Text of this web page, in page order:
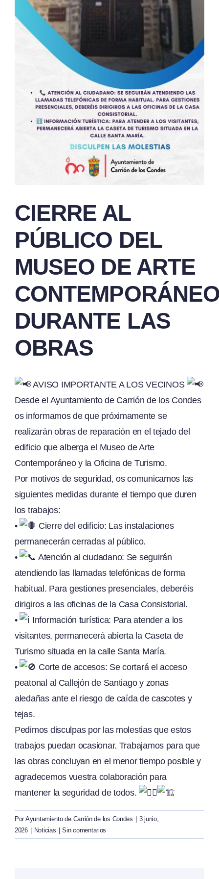
CIERRE AL
PÚBLICO DEL
MUSEO DE ARTE
DURANTE LAS
OBRAS
AVISO IMPORTANTE A LOS VECINOS
Desde el Ayuntamiento de Carrión de los Condes
os informamos de que próximamente se
realizarán obras de reparación en el tejado del
edificio que alberga el Museo de Arte
Contemporáneo y la Oficina de Turismo.
Por motivos de seguridad, os comunicamos las
siguientes medidas durante el tiempo que duren
los trabajos:
•
Cierre del edificio: Las instalaciones
permanecerán cerradas al público.
•
Atención al ciudadano: Se seguirán
atendiendo las llamadas telefónicas de forma
habitual. Para gestiones presenciales, deberéis
dirigiros a las oficinas de la Casa Consistorial.
•
Información turística: Para atender a los
visitantes, permanecerá abierta la Caseta de
Turismo situada en la calle Santa María.
•
Corte de accesos: Se cortará el acceso
peatonal al Callejón de Santiago y zonas
aledañas ante el riesgo de caída de cascotes y
tejas.
Pedimos disculpas por las molestias que estos
trabajos puedan ocasionar. Trabajamos para que
las obras concluyan en el menor tiempo posible y
agradecemos vuestra colaboración para
mantener la seguridad de todos.
Por Ayuntamiento de Carrión de los Condes
3 junio,
2026
Noticias Sin comentarios